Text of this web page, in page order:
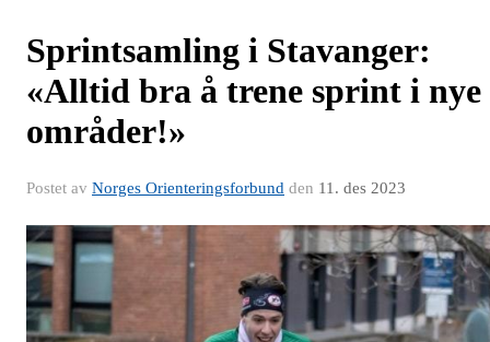
Sprintsamling i Stavanger:
«Alltid bra å trene sprint i nye
områder!»
Postet av Norges Orienteringsforbund den 11. des 2023